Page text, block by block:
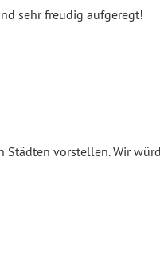
sehr freudig aufgeregt!
vorstellen. Wir